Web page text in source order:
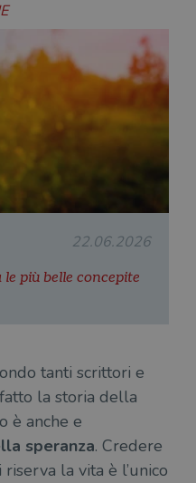
22.06.2026
più belle concepite
tanti scrittori e
la storia della
è anche e
speranza. Credere
la vita è l’unico